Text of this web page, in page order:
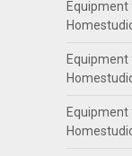
Equipment
Equipment
Equipment